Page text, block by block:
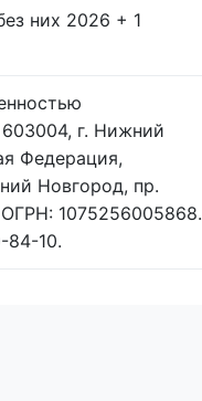
них 2026 + 1
г. Нижний
Федерация,
Новгород, пр.
1075256005868.
84-10.